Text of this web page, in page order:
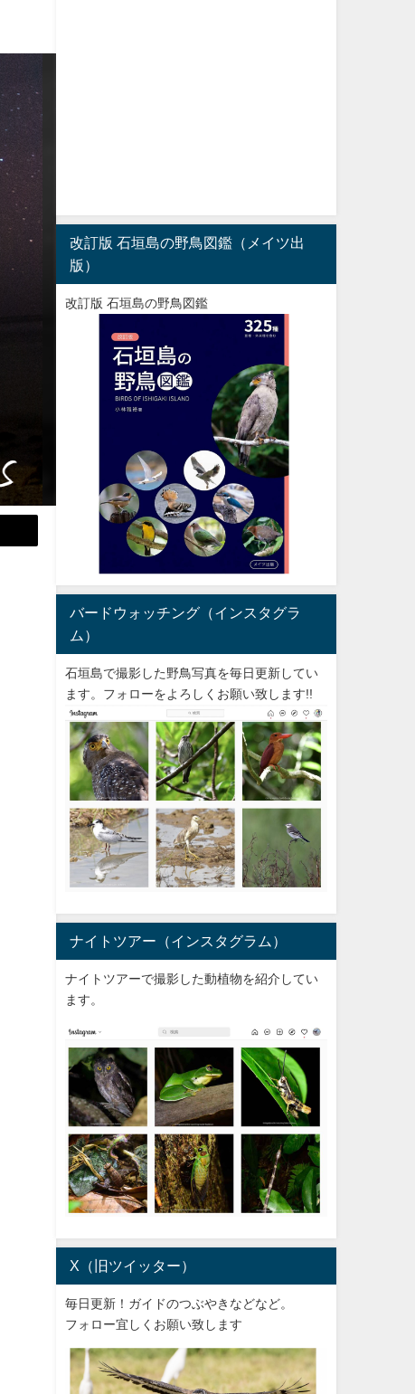
改訂版 石垣島の野鳥図鑑（メイツ出
版）
改訂版 石垣島の野鳥図鑑
バードウォッチング（インスタグラ
ム）
石垣島で撮影した野鳥写真を毎日更新してい
ます。フォローをよろしくお願い致します!!
ナイトツアー（インスタグラム）
ナイトツアーで撮影した動植物を紹介してい
ます。
X（旧ツイッター）
毎日更新！ガイドのつぶやきなどなど。
フォロー宜しくお願い致します